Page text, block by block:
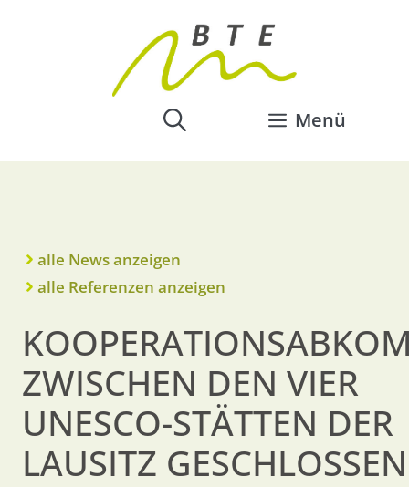
Menü
alle News anzeigen
alle Referenzen anzeigen
ZWISCHEN DEN VIER
UNESCO-STÄTTEN DER
LAUSITZ GESCHLOSSEN